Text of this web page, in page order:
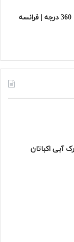
آبی اکباتان